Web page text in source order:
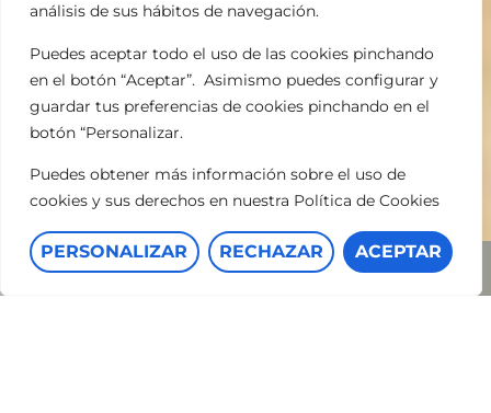
análisis de sus hábitos de navegación.
Puedes aceptar todo el uso de las cookies pinchando
en el botón “Aceptar”. Asimismo puedes configurar y
guardar tus preferencias de cookies pinchando en el
botón “Personalizar.
Puedes obtener más información sobre el uso de
cookies y sus derechos en nuestra Política de Cookies
PERSONALIZAR RECHAZAR ACEPTAR
EMPRESA DE SERVICIOS